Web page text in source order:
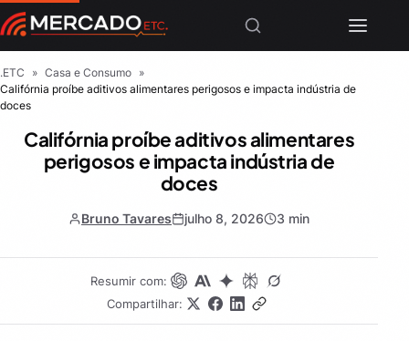
.ETC » Casa e Consumo »
Califórnia proíbe aditivos alimentares perigosos e impacta indústria de
doces
Califórnia proíbe aditivos alimentares
perigosos e impacta indústria de
doces
Bruno Tavares julho 8, 2026 3 min
Resumir com:
Compartilhar: